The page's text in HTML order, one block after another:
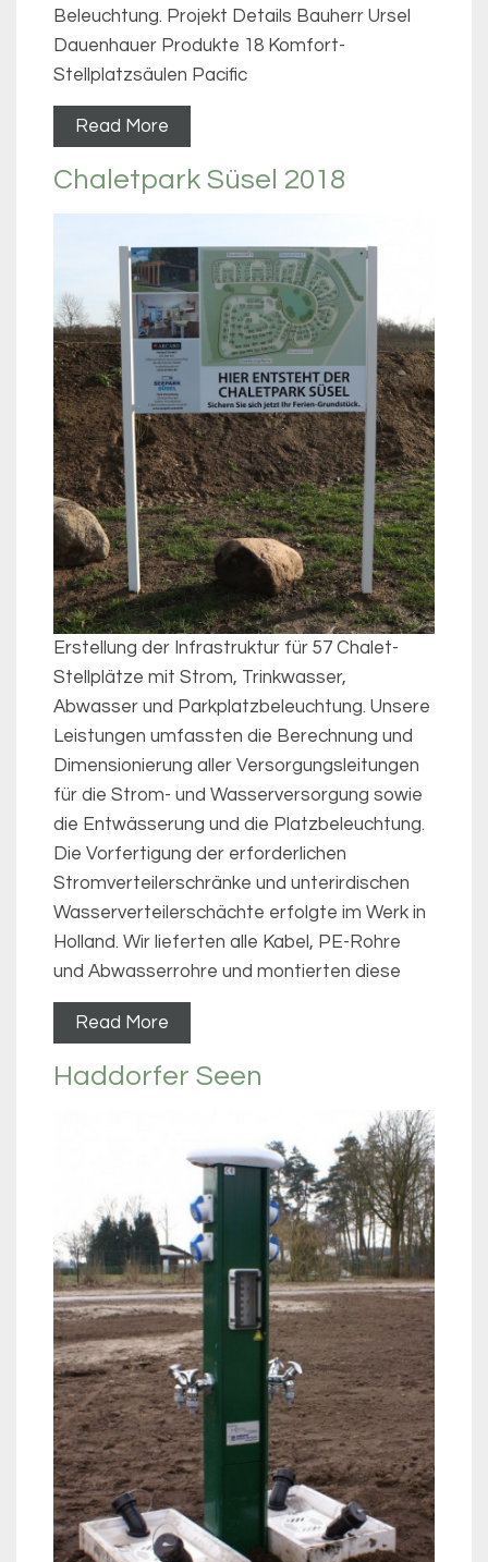
Beleuchtung. Projekt Details Bauherr Ursel
Dauenhauer Produkte 18 Komfort-
Stellplatzsäulen Pacific
Read More
Chaletpark Süsel 2018
Erstellung der Infrastruktur für 57 Chalet-
Stellplätze mit Strom, Trinkwasser,
Abwasser und Parkplatzbeleuchtung. Unsere
Leistungen umfassten die Berechnung und
Dimensionierung aller Versorgungsleitungen
für die Strom- und Wasserversorgung sowie
die Entwässerung und die Platzbeleuchtung.
Die Vorfertigung der erforderlichen
Stromverteilerschränke und unterirdischen
Wasserverteilerschächte erfolgte im Werk in
Holland. Wir lieferten alle Kabel, PE-Rohre
und Abwasserrohre und montierten diese
Read More
Haddorfer Seen